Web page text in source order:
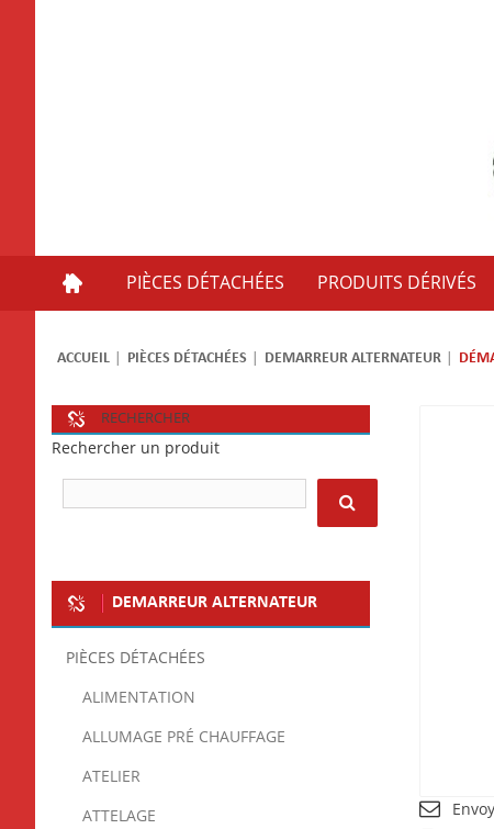
PIÈCES DÉTACHÉES PRODUITS DÉRIVÉS
ACCUEIL PIÈCES DÉTACHÉES DEMARREUR ALTERNATEUR
RECHERCHER
Rechercher un produit
DEMARREUR ALTERNATEUR
PIÈCES DÉTACHÉES
ALIMENTATION
ALLUMAGE PRÉ CHAUFFAGE
ATELIER
ATTELAGE